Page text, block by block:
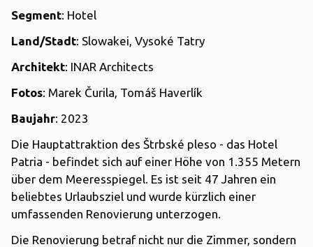
Segment: Hotel
Land/Stadt: Slowakei, Vysoké Tatry
Architekt: INAR Architects
Fotos: Marek Čurila, Tomáš Haverlík
Baujahr: 2023
Die Hauptattraktion des Štrbské pleso - das Hotel
Patria - befindet sich auf einer Höhe von 1.355 Metern
über dem Meeresspiegel. Es ist seit 47 Jahren ein
beliebtes Urlaubsziel und wurde kürzlich einer
umfassenden Renovierung unterzogen.
Die Renovierung betraf nicht nur die Zimmer, sondern